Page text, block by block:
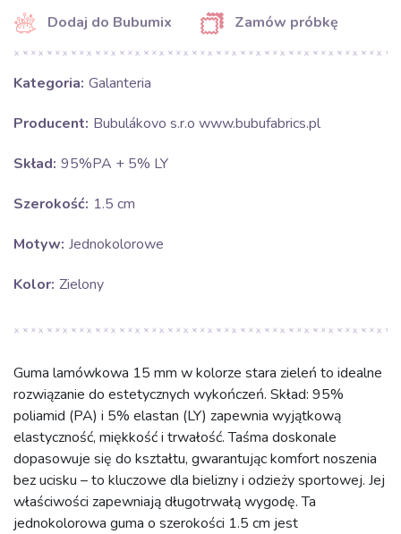
Dodaj do Bubumix
Zamów próbkę
Kategoria: Galanteria
Producent: Bubulákovo s.r.o www.bubufabrics.pl
Skład: 95%PA + 5% LY
Szerokość: 1.5 cm
Motyw: Jednokolorowe
Kolor: Zielony
Guma lamówkowa 15 mm w kolorze stara zieleń to idealne
rozwiązanie do estetycznych wykończeń. Skład: 95%
poliamid (PA) i 5% elastan (LY) zapewnia wyjątkową
elastyczność, miękkość i trwałość. Taśma doskonale
dopasowuje się do kształtu, gwarantując komfort noszenia
bez ucisku – to kluczowe dla bielizny i odzieży sportowej. Jej
właściwości zapewniają długotrwałą wygodę. Ta
jednokolorowa guma o szerokości 1.5 cm jest